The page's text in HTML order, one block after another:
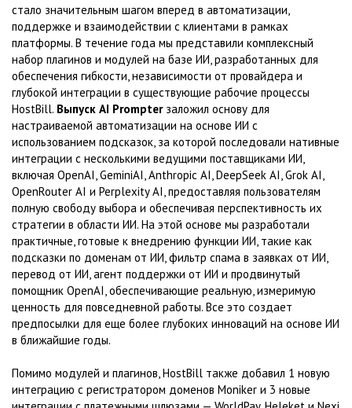
стало значительным шагом вперед в автоматизации,
поддержке и взаимодействии с клиентами в рамках
платформы. В течение года мы представили комплексный
набор плагинов и модулей на базе ИИ, разработанных для
обеспечения гибкости, независимости от провайдера и
глубокой интеграции в существующие рабочие процессы
HostBill. Выпуск AI Prompterзаложил основу для
настраиваемой автоматизации на основе ИИ с
использованием подсказок, за которой последовали нативные
интеграции с несколькими ведущими поставщиками ИИ,
включая OpenAI, GeminiAI, Anthropic AI, DeepSeek AI, Grok AI,
OpenRouter AI и Perplexity AI, предоставляя пользователям
полную свободу выбора и обеспечивая перспективность их
стратегии в области ИИ. На этой основе мы разработали
практичные, готовые к внедрению функции ИИ, такие как
подсказки по доменам от ИИ, фильтр спама в заявках от ИИ,
перевод от ИИ, агент поддержки от ИИ и продвинутый
помощник OpenAI, обеспечивающие реальную, измеримую
ценность для повседневной работы. Все это создает
предпосылки для еще более глубоких инноваций на основе ИИ
в ближайшие годы.
Помимо модулей и плагинов, HostBill также добавил 1 новую
интеграцию с регистратором доменов Moniker и 3 новые